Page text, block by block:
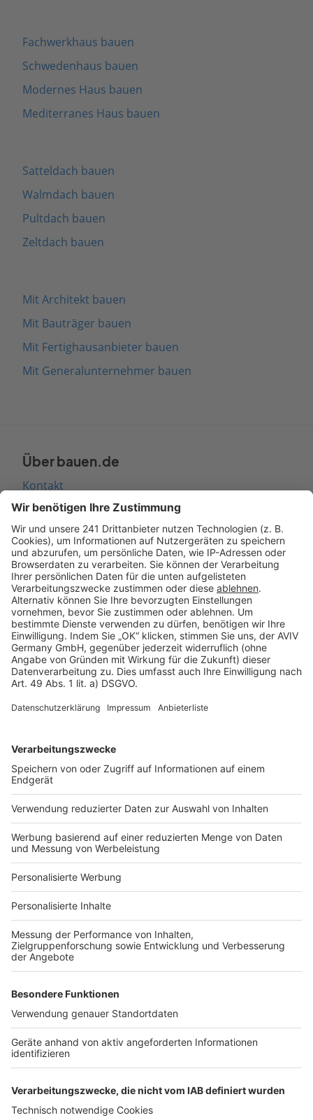
Fachwerkhaus bauen
Schwedenhaus bauen
Modernes Haus bauen
Mediterranes Haus bauen
Satteldach bauen
Walmdach bauen
Pultdach bauen
Zeltdach bauen
Mit Architekt bauen
Mit Bauträger bauen
Mit Fertighausanbieter bauen
Mit Generalunternehmer bauen
Über bauen.de
Kontakt
Seitenaufbau
Barrierefreiheit
Cookie Einstellungen
Rechtliches
AGB-Übersicht
Datenschutz
Impressum
Services
Bauprojekt-Quiz
Häuser-Suche
Hausanbieter-Suche
Bauprojekt-Profil
Für Unternehmen
Ihre Baufirma auf bauen.de
Kostenloses Infogespräch